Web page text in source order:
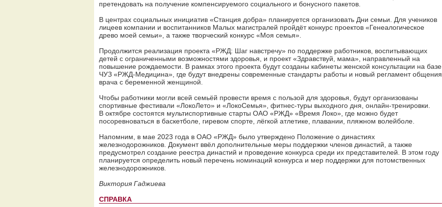
претендовать на получение компенсируемого социального и бонусного пакетов.
В центрах социальных инициатив «Станция добра» планируется организовать Дни семьи. Для учеников
лицеев компании и воспитанников Малых магистралей пройдёт конкурс проектов «Генеалогическое
древо моей семьи», а также творческий конкурс «Моя семья».
Продолжится реализация проекта «РЖД: Шаг навстречу» по поддержке работников, воспитывающих
детей с ограниченными возможностями здоровья, и проект «Здравствуй, мама», направленный на
повышение рождаемости. В рамках этого проекта будут созданы кабинеты женской консультации на базе
ЧУЗ «РЖД-Медицина», где будут внедрены современные стандарты работы и новый регламент общения
врача с беременной женщиной.
Чтобы работники могли всей семьёй провести время с пользой для здоровья, будут организованы
спортивные фестивали «ЛокоЛето» и «ЛокоСемья», фитнес-туры выходного дня, онлайн-тренировки.
В октябре состоятся мультиспортивные старты ОАО «РЖД» «Время Локо», где можно будет
посоревноваться в баскетболе, гиревом спорте, лёгкой атлетике, плавании, пляжном волейболе.
Напомним, в мае 2023 года в ОАО «РЖД» было утверждено Положение о династиях
железнодорожников. Документ ввёл дополнительные меры поддержки членов династий, а также
предусмотрел создание реестра династий и проведение конкурса среди их представителей. В этом году
планируется определить новый перечень номинаций конкурса и мер поддержки для потомственных
железнодорожников.
Виктория Гаджиева
СПРАВКА